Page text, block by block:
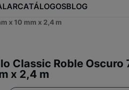
CATÁLOGOSBLOG
x 10 mm x 2,4 m
Classic Roble Oscuro
x 2,4 m